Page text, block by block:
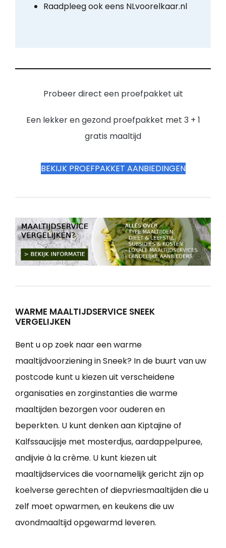
Raadpleeg ook eens NLvoorelkaar.nl
Probeer direct een proefpakket uit
Een lekker en gezond proefpakket met 3 + 1
gratis maaltijd
BEKIJK PROEFPAKKET AANBIEDINGEN
WARME MAALTIJDSERVICE SNEEK
VERGELIJKEN
Bent u op zoek naar een warme
maaltijdvoorziening in Sneek? In de buurt van uw
postcode kunt u kiezen uit verscheidene
organisaties en zorginstanties die warme
maaltijden bezorgen voor ouderen en
beperkten. U kunt denken aan Kiptajine of
Kalfssaucijsje met mosterdjus, aardappelpuree,
andijvie à la crème. U kunt kiezen uit
maaltijdservices die voornamelijk gericht zijn op
koelverse gerechten of diepvriesmaaltijden die u
zelf moet opwarmen, en keukens die uw
avondmaaltijd opgewarmd leveren.